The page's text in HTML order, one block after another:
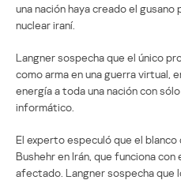
una nación haya creado el
nuclear iraní.
Langner sospecha que el único
como arma en una guerra virtual,
energía a toda una nación con
informático.
El experto especuló que el
Bushehr en Irán, que funciona
afectado. Langner sospecha que